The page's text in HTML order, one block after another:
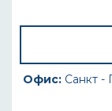
Офис: Санкт -